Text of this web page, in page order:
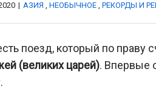
| АЗИЯ , НЕОБЫЧНОЕ , РЕКОРДЫ И
поезд, который по праву
(великих царей). Впервые